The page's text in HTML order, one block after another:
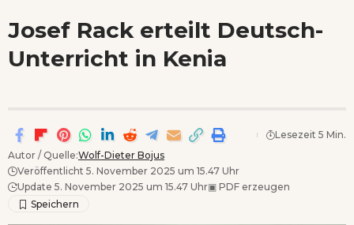
Wenn Orte erzählen ...
Josef Rack erteilt Deutsch-
Unterricht in Kenia
Autor / Quelle:Wolf-Dieter Bojus
Veröffentlicht 5. November 2025 um 15.47 Uhr
Update 5. November 2025 um 15.47 Uhr▣ PDF erzeugen
Lesezeit 5 Min.